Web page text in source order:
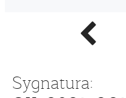
Poprzednie
zdjęcie
Sygnatura: